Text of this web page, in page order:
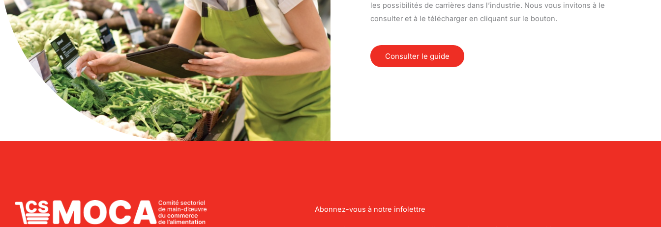
les possibilités de carrières dans l’industrie. Nous vous invitons à le
consulter et à le télécharger en cliquant sur le bouton.
Consulter le guide
Abonnez-vous à notre infolettre